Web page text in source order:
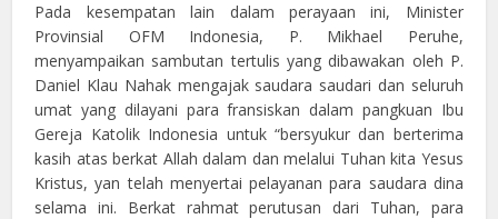
Pada kesempatan lain dalam perayaan ini, Minister
Provinsial OFM Indonesia, P. Mikhael Peruhe,
menyampaikan sambutan tertulis yang dibawakan oleh P.
Daniel Klau Nahak mengajak saudara saudari dan seluruh
umat yang dilayani para fransiskan dalam pangkuan Ibu
Gereja Katolik Indonesia untuk “bersyukur dan berterima
kasih atas berkat Allah dalam dan melalui Tuhan kita Yesus
Kristus, yan telah menyertai pelayanan para saudara dina
selama ini. Berkat rahmat perutusan dari Tuhan, para